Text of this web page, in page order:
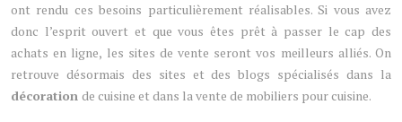
ont rendu ces besoins particulièrement réalisables. Si vous avez
donc l’esprit ouvert et que vous êtes prêt à passer le cap des
achats en ligne, les sites de vente seront vos meilleurs alliés. On
retrouve désormais des sites et des blogs spécialisés dans la
décoration de cuisine et dans la vente de mobiliers pour cuisine.